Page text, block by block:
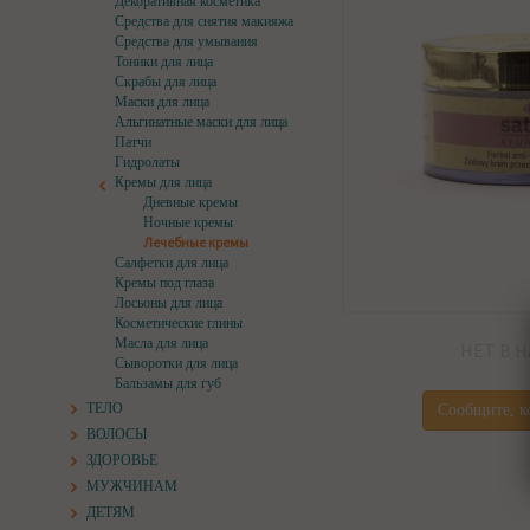
Средства для снятия макияжа
Средства для умывания
Тоники для лица
Скрабы для лица
Маски для лица
Альгинатные маски для лица
Патчи
Гидролаты
Кремы для лица
Дневные кремы
Ночные кремы
Лечебные кремы
Салфетки для лица
Кремы под глаза
Лосьоны для лица
Косметические глины
Масла для лица
Сыворотки для лица
Бальзамы для губ
ТЕЛО
ВОЛОСЫ
ЗДОРОВЬЕ
МУЖЧИНАМ
ДЕТЯМ
Сообщите,